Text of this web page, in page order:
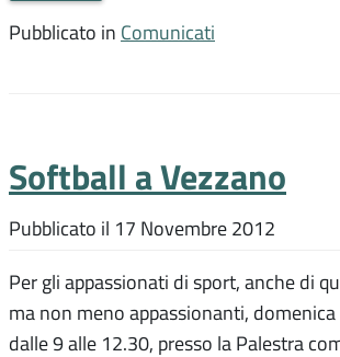
Pubblicato in Comunicati
Softball a Vezzano
Pubblicato il 17 Novembre 2012
Per gli appassionati di sport, anche di
ma non meno appassionanti,
dalle 9 alle 12.30, presso la Palestra